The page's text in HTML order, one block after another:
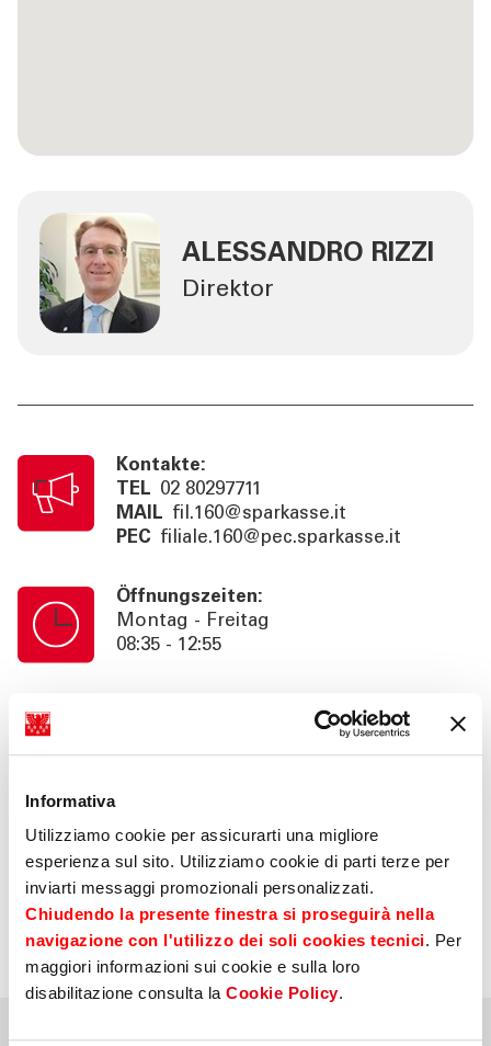
Informativa
Utilizziamo cookie per assicurarti una migliore
esperienza sul sito. Utilizziamo cookie di parti terze per
inviarti messaggi promozionali personalizzati.
Chiudendo la presente finestra si proseguirà nella
navigazione con l'utilizzo dei soli cookies tecnici. Per
maggiori informazioni sui cookie e sulla loro
disabilitazione consulta la Cookie Policy.
ALESSANDRO RIZZI
Direktor
Kontakte:
TEL 02 80297711
MAIL fil.160@sparkasse.it
PEC filiale.160@pec.sparkasse.it
Öffnungszeiten:
Montag - Freitag
08:35 - 12:55
Kassenschalterzeiten:
08:35 - 12:55
Nachmittag auf Termin ohne
Kassendienst 14:35 - 16:30 (Fr 16:00).
Beratung auf Anfrage bis 18:30 (Fr
16:00). SB. 24h